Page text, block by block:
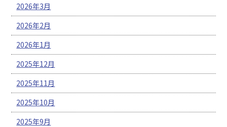
2026年3月
2026年2月
2026年1月
2025年12月
2025年11月
2025年10月
2025年9月